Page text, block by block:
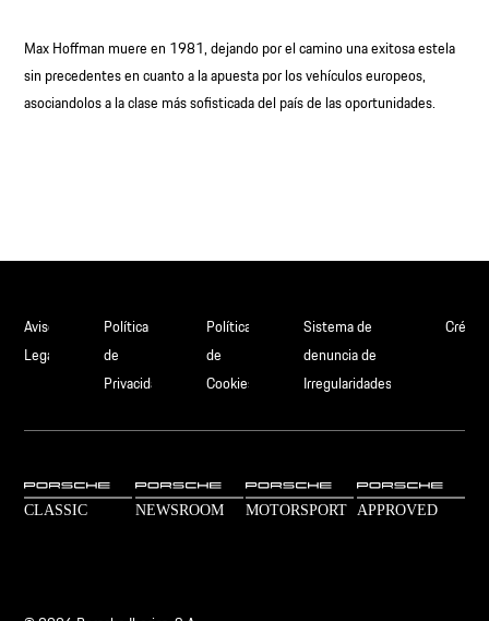
Max Hoffman muere en 1981, dejando por el camino una exitosa estela
sin precedentes en cuanto a la apuesta por los vehículos europeos,
asociandolos a la clase más sofisticada del país de las oportunidades.
Aviso
Legal
Política
de
Privacidad
Política
de
Cookies
Sistema de
denuncia de
Irregularidades